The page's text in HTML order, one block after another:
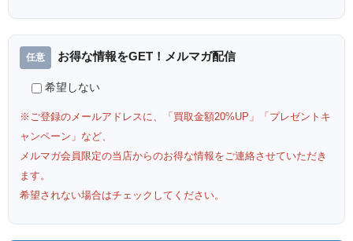
お得な情報をGET！メルマガ配信
希望しない
※ご登録のメールアドレスに、「買取金額20%UP」「プレゼントキ
ャンペーン」など、
メルマガ会員限定の当店からのお得な情報をご連絡させていただき
ます。
希望されない場合はチェックしてください。